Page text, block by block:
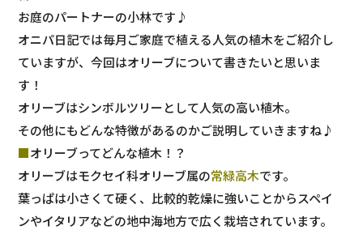
お庭のパートナーの小林です♪
オニパ日記では毎月ご家庭で植える人気の植木をご紹介し
ていますが、今回はオリーブについて書きたいと思いま
す！
オリーブはシンボルツリーとして人気の高い植木。
その他にもどんな特徴があるのかご説明していきますね♪
■オリーブってどんな植木！？
オリーブはモクセイ科オリーブ属の常緑高木です。
葉っぱは小さくて硬く、比較的乾燥に強いことからスペイ
ンやイタリアなどの地中海地方で広く栽培されています。